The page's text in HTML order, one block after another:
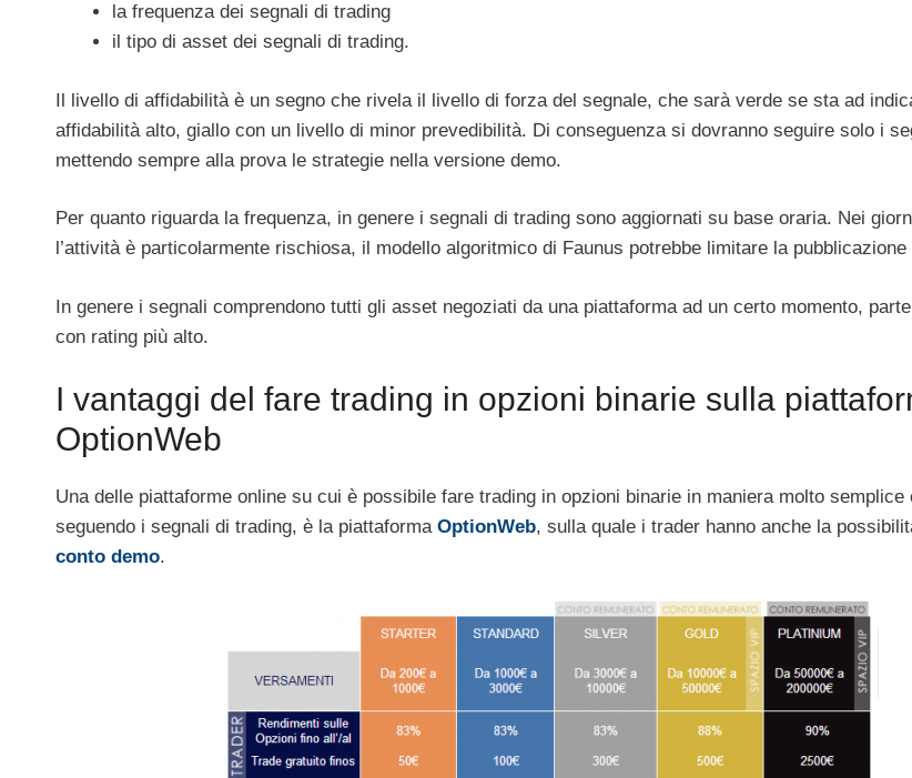
la frequenza dei segnali di trading
il tipo di asset dei segnali di trading.
Il livello di affidabilità è un segno che rivela il livello di forza del segnale, che sarà verde se sta ad
affidabilità alto, giallo con un livello di minor prevedibilità. Di conseguenza si dovranno seguire solo i
mettendo sempre alla prova le strategie nella versione demo.
Per quanto riguarda la frequenza, in genere i segnali di trading sono aggiornati su base oraria. Nei
l’attività è particolarmente rischiosa, il modello algoritmico di Faunus potrebbe limitare la pubblicazione
In genere i segnali comprendono tutti gli asset negoziati da una piattaforma ad un certo momento,
con rating più alto.
I vantaggi del fare trading in opzioni binarie sulla
OptionWeb
Una delle piattaforme online su cui è possibile fare trading in opzioni binarie in maniera molto semplice
seguendo i segnali di trading, è la piattaforma OptionWeb, sulla quale i trader hanno anche la
conto demo.